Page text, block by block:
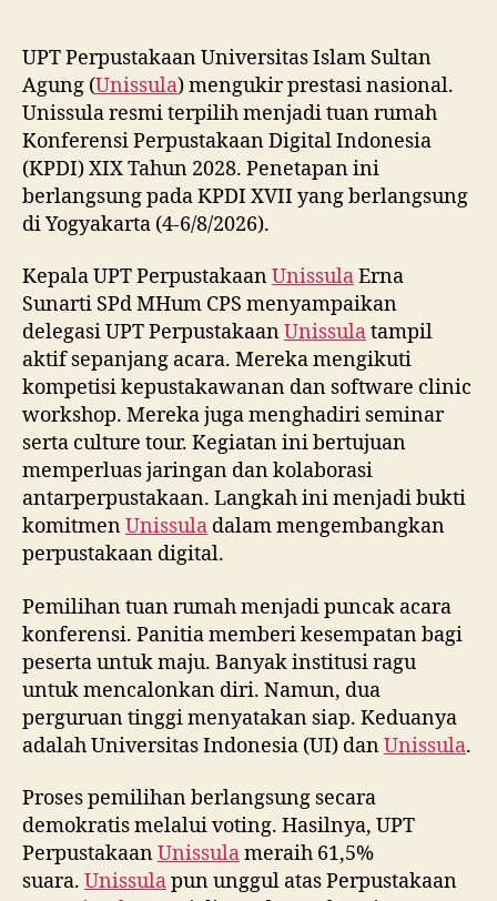
UPT Perpustakaan Universitas Islam Sultan
Agung (Unissula) mengukir prestasi nasional.
Unissula resmi terpilih menjadi tuan rumah
Konferensi Perpustakaan Digital Indonesia
(KPDI) XIX Tahun 2028. Penetapan ini
berlangsung pada KPDI XVII yang berlangsung
di Yogyakarta (4-6/8/2026).
Kepala UPT PerpustakaanUnissulaErna
Sunarti SPd MHum CPS menyampaikan
delegasi UPT PerpustakaanUnissulatampil
aktif sepanjang acara. Mereka mengikuti
kompetisi kepustakawanan dan software clinic
workshop. Mereka juga menghadiri seminar
serta culture tour. Kegiatan ini bertujuan
memperluas jaringan dan kolaborasi
antarperpustakaan. Langkah ini menjadi bukti
komitmenUnissula dalam mengembangkan
perpustakaan digital.
Pemilihan tuan rumah menjadi puncak acara
konferensi. Panitia memberi kesempatan bagi
peserta untuk maju. Banyak institusi ragu
untuk mencalonkan diri. Namun, dua
perguruan tinggi menyatakan siap. Keduanya
adalah Universitas Indonesia (UI) danUnissula.
Proses pemilihan berlangsung secara
demokratis melalui voting. Hasilnya, UPT
PerpustakaanUnissulameraih 61,5%
suara. Unissulapun unggul atas Perpustakaan